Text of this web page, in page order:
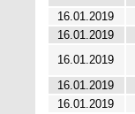
16.01.2019
16.01.2019
16.01.2019
16.01.2019
16.01.2019